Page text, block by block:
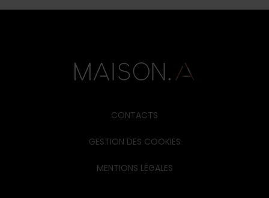
CONTACTS
GESTION DES COOKIES
MENTIONS LÉGALES